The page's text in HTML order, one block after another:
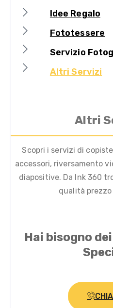
Idee Regalo
Fototessere
Servizio
Altri Servizi
Altri
Scopri i servizi di
accessori, riversamento
diapositive. Da Ink 360
qualità
Hai bisogno